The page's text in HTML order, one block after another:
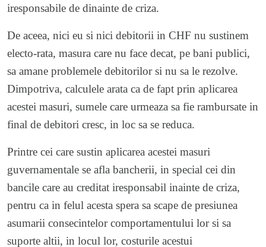
iresponsabile de dinainte de criza.
De aceea, nici eu si nici debitorii in CHF nu sustinem
electo-rata, masura care nu face decat, pe bani publici,
sa amane problemele debitorilor si nu sa le rezolve.
Dimpotriva, calculele arata ca de fapt prin aplicarea
acestei masuri, sumele care urmeaza sa fie rambursate in
final de debitori cresc, in loc sa se reduca.
Printre cei care sustin aplicarea acestei masuri
guvernamentale se afla bancherii, in special cei din
bancile care au creditat iresponsabil inainte de criza,
pentru ca in felul acesta spera sa scape de presiunea
asumarii consecintelor comportamentului lor si sa
suporte altii, in locul lor, costurile acestui